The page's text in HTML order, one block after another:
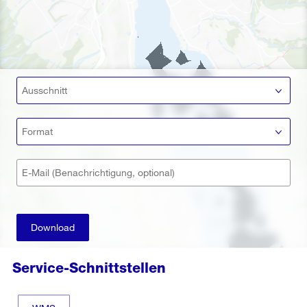
Ausschnitt
Format
E-Mail (Benachrichtigung, optional)
Download
Service-Schnittstellen